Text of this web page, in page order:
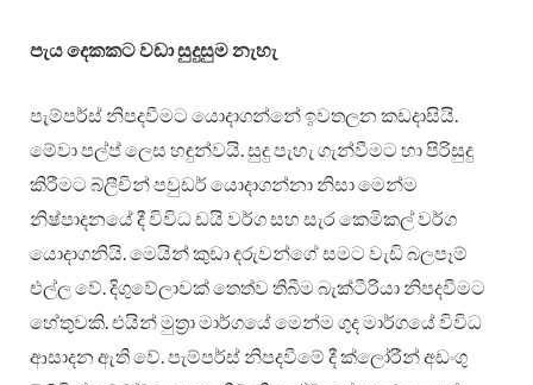
පැය දෙකකට වඩා සුදුසුම නැහැ
පැම්පර්ස් නිපදවීමට යොදාගන්නේ ඉවතලන කඩදාසියි.
මේවා පල්ප් ලෙස හඳුන්වයි. සුදු පැහැ ගැන්වීමට හා පිරිසුදු
කිරීමට බ්ලීචින් පවුඩර් යොදාගන්නා නිසා මෙන්ම
නිෂ්පාදනයේ දී විවිධ ඩයි වර්ග සහ සැර කෙමිකල් වර්ග
යොදාගනියි. මෙයින් කුඩා දරුවන්ගේ සමට වැඩි බලපෑම්
එල්ල වේ. දිගුවේලාවක් තෙත්ව තිබීම බැක්ටීරියා නිපදවීමට
හේතුවකි. එයින් මුත්‍රා මාර්ගයේ මෙන්ම ගුද මාර්ගයේ විවිධ
ආසාදන ඇති වේ. පැම්පර්ස් නිපදවීමේ දී ක්ලෝරීන් අඩංගු